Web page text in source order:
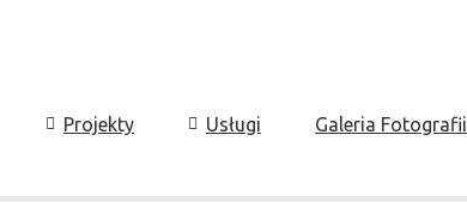
Projekty Usługi Galeria Fotografii